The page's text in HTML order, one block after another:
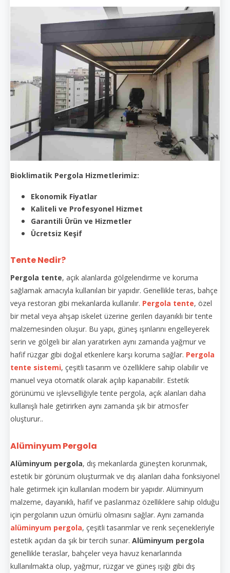
Bioklimatik Pergola Hizmetlerimiz:
Ekonomik Fiyatlar
Kaliteli ve Profesyonel Hizmet
Garantili Ürün ve Hizmetler
Ücretsiz Keşif
Tente Nedir?
Pergola tente, açık alanlarda gölgelendirme ve koruma
sağlamak amacıyla kullanılan bir yapıdır. Genellikle teras, bahçe
veya restoran gibi mekanlarda kullanılır. Pergola tente, özel
bir metal veya ahşap iskelet üzerine gerilen dayanıklı bir tente
malzemesinden oluşur. Bu yapı, güneş ışınlarını engelleyerek
serin ve gölgeli bir alan yaratırken aynı zamanda yağmur ve
hafif rüzgar gibi doğal etkenlere karşı koruma sağlar. Pergola
tente sistemi, çeşitli tasarım ve özelliklere sahip olabilir ve
manuel veya otomatik olarak açılıp kapanabilir. Estetik
görünümü ve işlevselliğiyle tente pergola, açık alanları daha
kullanışlı hale getirirken aynı zamanda şık bir atmosfer
oluşturur..
Alüminyum Pergola
Alüminyum pergola, dış mekanlarda güneşten korunmak,
estetik bir görünüm oluşturmak ve dış alanları daha fonksiyonel
hale getirmek için kullanılan modern bir yapıdır. Alüminyum
malzeme, dayanıklı, hafif ve paslanmaz özelliklere sahip olduğu
için pergolanın uzun ömürlü olmasını sağlar. Aynı zamanda
alüminyum pergola, çeşitli tasarımlar ve renk seçenekleriyle
estetik açıdan da şık bir tercih sunar. Alüminyum pergola
genellikle teraslar, bahçeler veya havuz kenarlarında
kullanılmakta olup, yağmur, rüzgar ve güneş ışığı gibi dış